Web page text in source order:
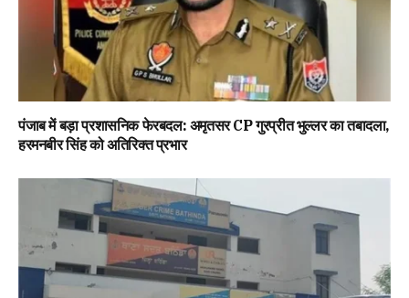
पंजाब में बड़ा प्रशासनिक फेरबदल: अमृतसर CP गुरप्रीत भुल्लर का तबादला,
हरमनबीर सिंह को अतिरिक्त प्रभार